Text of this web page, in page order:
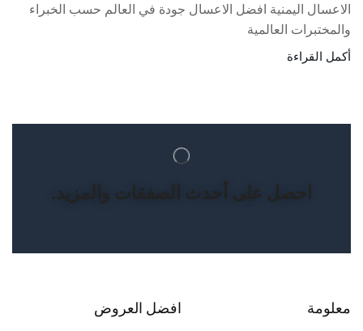
الاعسال اليمنية افضل الاعسال جودة في العالم حسب الخبراء
والمختبرات العالمية
أكمل القراءة
احصل على أحدث الصفقات والمزيد.
معلومة افضل العروض